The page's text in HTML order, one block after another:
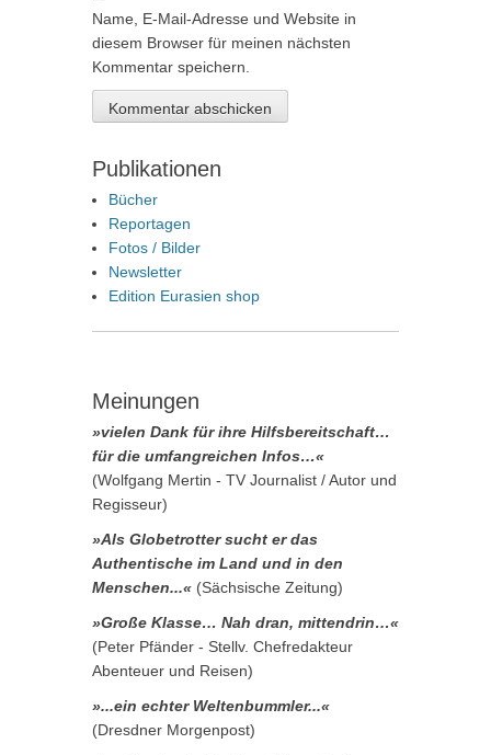
Name, E-Mail-Adresse und Website in
diesem Browser für meinen nächsten
Kommentar speichern.
Publikationen
Bücher
Reportagen
Fotos / Bilder
Newsletter
Edition Eurasien shop
Meinungen
»vielen Dank für ihre Hilfsbereitschaft…
für die umfangreichen Infos…«
(Wolfgang Mertin - TV Journalist / Autor und
Regisseur)
»Als Globetrotter sucht er das
Authentische im Land und in den
Menschen...« (Sächsische Zeitung)
»Große Klasse… Nah dran, mittendrin…«
(Peter Pfänder - Stellv. Chefredakteur
Abenteuer und Reisen)
»...ein echter Weltenbummler...«
(Dresdner Morgenpost)